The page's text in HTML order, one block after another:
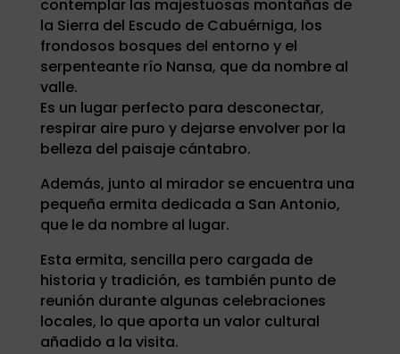
contemplar las majestuosas montañas de
la Sierra del Escudo de Cabuérniga, los
frondosos bosques del entorno y el
serpenteante río Nansa, que da nombre al
valle.
Es un lugar perfecto para desconectar,
respirar aire puro y dejarse envolver por la
belleza del paisaje cántabro.
Además, junto al mirador se encuentra una
pequeña ermita dedicada a San Antonio,
que le da nombre al lugar.
Esta ermita, sencilla pero cargada de
historia y tradición, es también punto de
reunión durante algunas celebraciones
locales, lo que aporta un valor cultural
añadido a la visita.